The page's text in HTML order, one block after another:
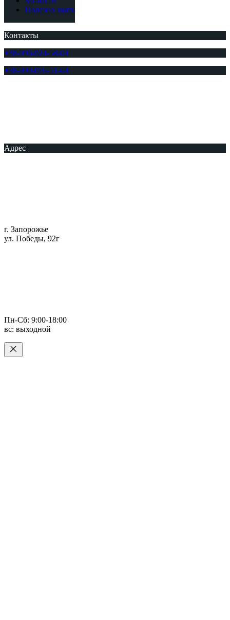
Полезно знать
Контакты
+38-096-924-58-04
+38-099-076-51-64
Адрес
г. Запорожье
ул. Победы, 92г
Пн-Сб: 9:00-18:00
вс: выходной